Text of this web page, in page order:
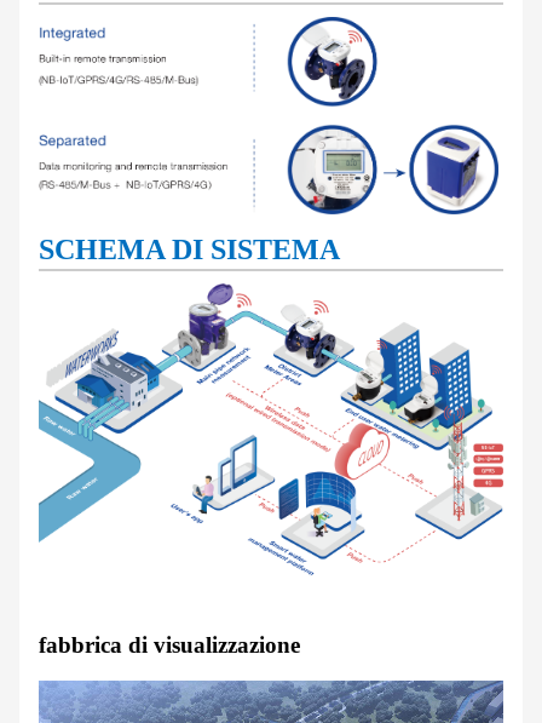
SCHEMA DI SISTEMA
fabbrica di visualizzazione